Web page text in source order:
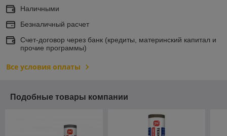
Наличными
Безналичный расчет
Счет-договор через банк (кредиты, материнский капитал и
прочие программы)
Все условия оплаты
Подобные товары компании